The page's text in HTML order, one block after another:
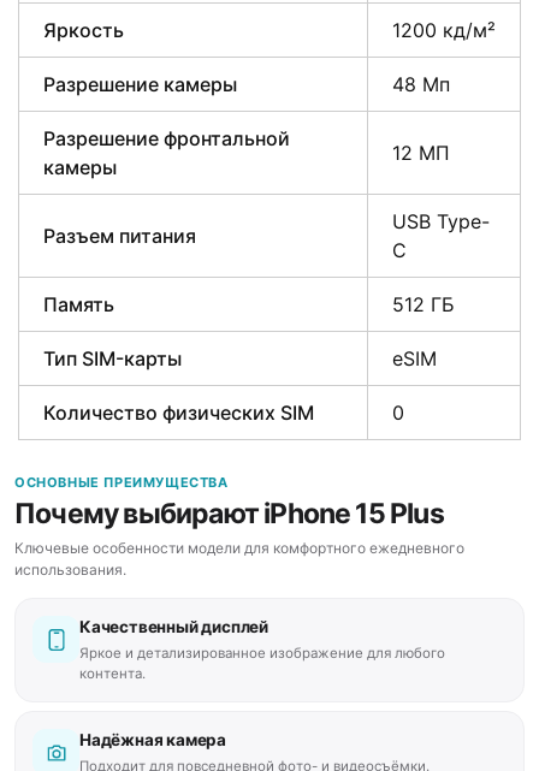
Яркость 1200 кд/м²
Разрешение камеры 48 Мп
Разрешение фронтальной
камеры
12 МП
Разъем питания
USB Type-
C
Память 512 ГБ
Тип SIM-карты eSIM
Количество физических SIM 0
ОСНОВНЫЕ ПРЕИМУЩЕСТВА
Почему выбирают iPhone 15 Plus
Ключевые особенности модели для комфортного ежедневного
использования.
Качественный дисплей
Яркое и детализированное изображение для любого
контента.
Надёжная камера
Подходит для повседневной фото- и видеосъёмки.